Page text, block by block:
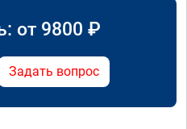
от 9800 ₽
Задать вопрос